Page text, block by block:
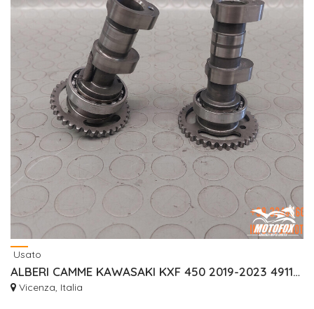
Usato
ALBERI CAMME KAWASAKI KXF 450 2019-2023 491180992 491180991
Vicenza, Italia